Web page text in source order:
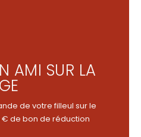
AMI SUR LA
de votre filleul sur le
de bon de réduction